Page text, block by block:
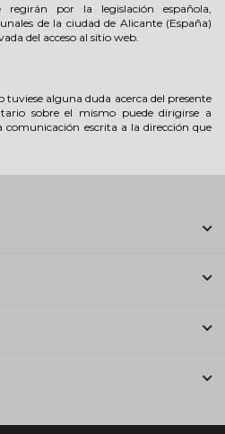
regirán por la legislación española,
de la ciudad de Alicante (España)
del acceso al sitio web.
tuviese alguna duda acerca del presente
sobre el mismo puede dirigirse a
comunicación escrita a la dirección que